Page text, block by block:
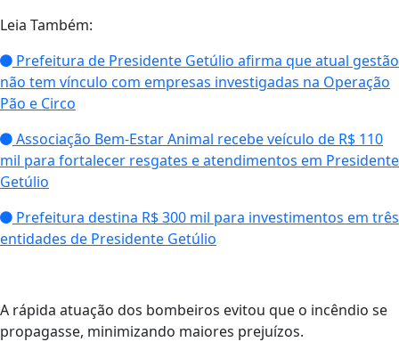
Leia Também:
Prefeitura de Presidente Getúlio afirma que atual gestão
não tem vínculo com empresas investigadas na Operação
Pão e Circo
Associação Bem-Estar Animal recebe veículo de R$ 110
mil para fortalecer resgates e atendimentos em Presidente
Getúlio
Prefeitura destina R$ 300 mil para investimentos em três
entidades de Presidente Getúlio
A rápida atuação dos bombeiros evitou que o incêndio se
propagasse, minimizando maiores prejuízos.